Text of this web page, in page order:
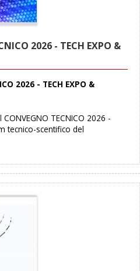
2026 - TECH EXPO &
2026 - TECH EXPO &
TECNICO 2026 -
tecnico-scentifico del